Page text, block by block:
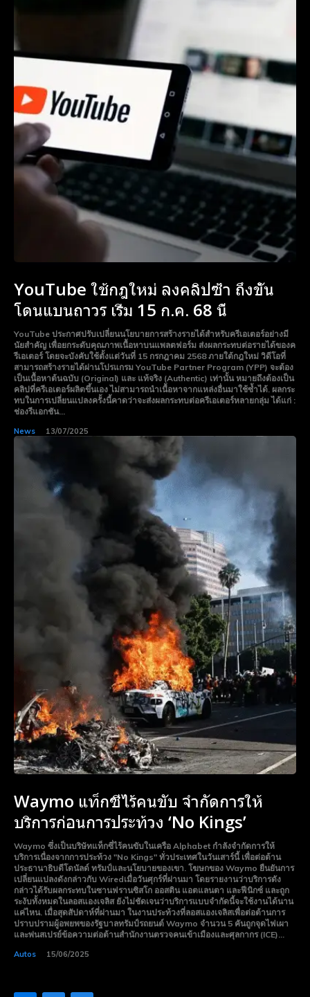
YouTube ใช้กฎใหม่ ลงคลิปซ้ำ ถึงขั้น
โดนแบนถาวร เริ่ม 15 ก.ค. 68 นี้
YouTube ประกาศปรับเปลี่ยนนโยบายการสร้างรายได้สำหรับครีเอเตอร์อย่างมี
นัยสำคัญ เพื่อยกระดับคุณภาพเนื้อหาบนแพลตฟอร์ม ส่งผลกระทบต่อรายได้ของค
รีเอเตอร์ โดยจะบังคับใช้ตั้งแต่วันที่ 15 กรกฎาคม 2568 ภายใต้กฎใหม่ วิดีโอที่
สามารถสร้างรายได้ผ่านโปรแกรม YouTube Partner Program (YPP) จะต้อง
เป็นเนื้อหาต้นฉบับ (Original) และ แท้จริง (Authentic) เท่านั้น หมายถึงต้องเป็น
คลิปที่ครีเอเตอร์ผลิตขึ้นเอง ไม่สามารถนำเนื้อหาจากแหล่งอื่นมาใช้ซ้ำได้. ผลกระ
ทบในการเปลี่ยนแปลงครั้งนี้คาดว่าจะส่งผลกระทบต่อครีเอเตอร์หลายกลุ่ม ได้แก่ :
ช่องรีแอกชัน...
News 13/07/2025
Waymo แท็กซี่ไร้คนขับ จำกัดการให้
บริการก่อนการประท้วง ‘No Kings’
Waymo ซึ่งเป็นบริษัทแท็กซี่ไร้คนขับในเครือ Alphabet กำลังจำกัดการให้
บริการเนื่องจากการประท้วง "No Kings" ทั่วประเทศในวันเสาร์นี้ เพื่อต่อต้าน
ประธานาธิบดีโดนัลด์ ทรัมป์และนโยบายของเขา. โฆษกของ Waymo ยืนยันการ
เปลี่ยนแปลงดังกล่าวกับ Wiredเมื่อวันศุกร์ที่ผ่านมา โดยรายงานว่าบริการดัง
กล่าวได้รับผลกระทบในซานฟรานซิสโก ออสติน แอตแลนตา และฟีนิกซ์ และถูก
ระงับทั้งหมดในลอสแองเจลิส ยังไม่ชัดเจนว่าบริการแบบจำกัดนี้จะใช้งานได้นาน
แค่ไหน. เมื่อสุดสัปดาห์ที่ผ่านมา ในงานประท้วงที่ลอสแองเจลิสเพื่อต่อต้านการ
ปราบปรามผู้อพยพของรัฐบาลทรัมป์รถยนต์ Waymo จำนวน 5 คันถูกจุดไฟเผา
และพ่นสเปรย์ข้อความต่อต้านสำนักงานตรวจคนเข้าเมืองและศุลกากร (ICE)...
Autos 15/06/2025